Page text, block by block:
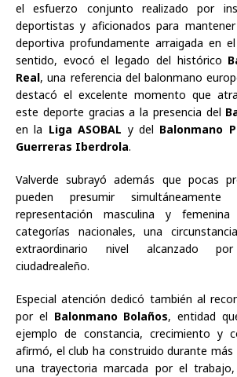
el esfuerzo conjunto realizado por
deportistas y aficionados para
deportiva profundamente arraigada en
sentido, evocó el legado del histórico
Real, una referencia del balonmano
destacó el excelente momento que
este deporte gracias a la presencia del
en la Liga ASOBAL y del Balonmano
Guerreras Iberdrola.
Valverde subrayó además que pocas
pueden presumir
representación masculina y
categorías nacionales, una
extraordinario nivel alcanzado
ciudadrealeño.
Especial atención dedicó también al
por el Balonmano Bolaños, entidad
ejemplo de constancia, crecimiento y
afirmó, el club ha construido durante más
una trayectoria marcada por el